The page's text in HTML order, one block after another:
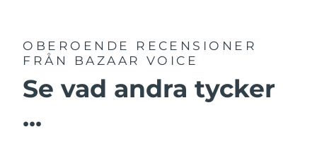
OBEROENDE RECENSIONER
FRÅN BAZAAR VOICE
Se vad andra tycker
...